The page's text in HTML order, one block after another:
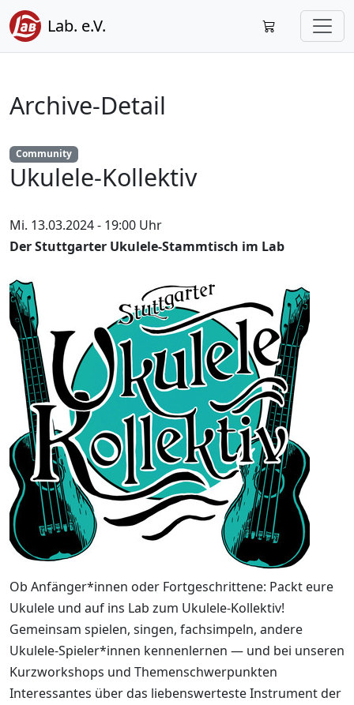
Lab. e.V.
Archive-Detail
Community
Ukulele-Kollektiv
Mi. 13.03.2024 - 19:00 Uhr
Der Stuttgarter Ukulele-Stammtisch im Lab
Ob Anfänger*innen oder Fortgeschrittene: Packt eure
Ukulele und auf ins Lab zum Ukulele-Kollektiv!
Gemeinsam spielen, singen, fachsimpeln, andere
Ukulele-Spieler*innen kennenlernen ­­— und bei unseren
Kurzworkshops und Themenschwerpunkten
Interessantes über das liebenswerteste Instrument der